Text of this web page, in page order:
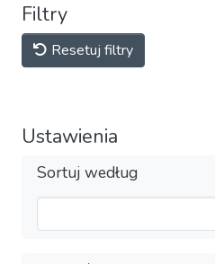
Filtry
Resetuj filtry
Ustawienia
Sortuj według